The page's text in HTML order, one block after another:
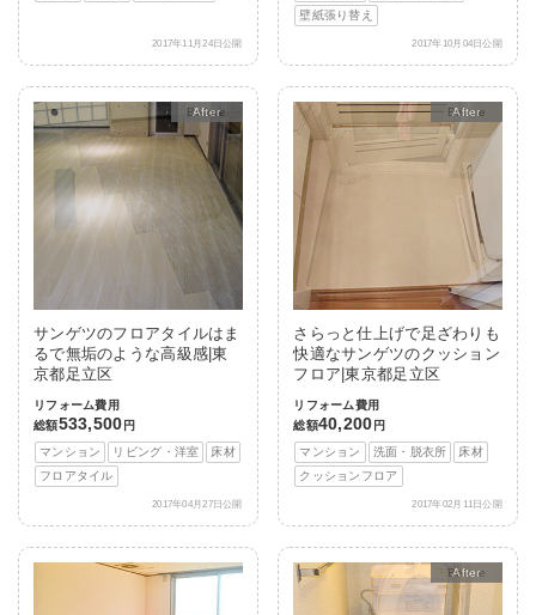
2017年11月24日公開
壁紙張り替え
2017年10月04日公開
After
サンゲツのフロアタイルはま
るで無垢のような高級感|東
京都足立区
リフォーム費用
総額533,500 円
マンション
リビング・洋室
床材
フロアタイル
2017年04月27日公開
After
さらっと仕上げで足ざわりも
快適なサンゲツのクッション
フロア|東京都足立区
リフォーム費用
総額40,200 円
マンション
洗面・脱衣所
床材
クッションフロア
2017年02月11日公開
After